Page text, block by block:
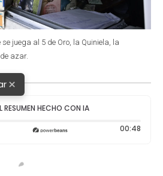
juega al 5 de Oro, la Quiniela, la
azar.
×
RESUMEN HECHO CON IA
transcurrido: 0 segundos 00:48